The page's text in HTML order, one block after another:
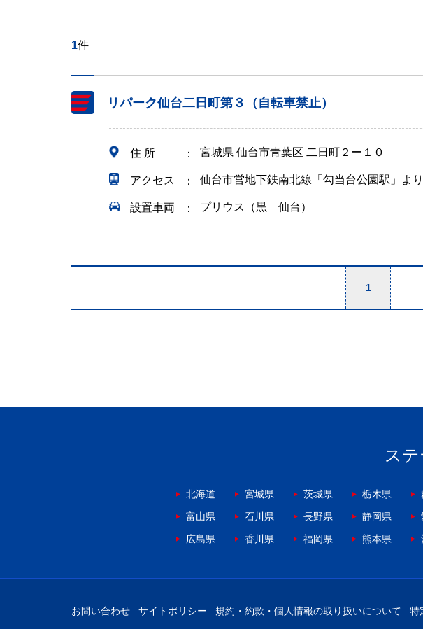
1件
リパーク仙台二日町第３（自転車禁止）
住 所 宮城県 仙台市青葉区 二日町２ー１０
アクセス 仙台市営地下鉄南北線「勾当台公園駅」よ
設置車両 プリウス（黒 仙台）
1
ス
北海道 宮城県 茨城県 栃木県
富山県
石川県 長野県 静岡県
広島県
香川県 福岡県 熊本県
お問い合わせ サイトポリシー 規約・約款・個人情報の取り扱いについて 特